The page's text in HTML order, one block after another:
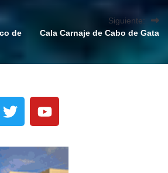
de
Siguiente:
Cala Carnaje de Cabo de Gata